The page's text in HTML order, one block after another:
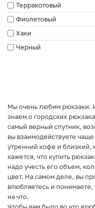
Терракотовый
Фиолетовый
Хаки
Черный
Мы очень любим рюкзаки.
знаем о городских
самый верный спутник,
вы взаимодействуете
утренний кофе и близкий,
кажется, что купить
надо учесть его объем,
цвет. На самом деле, вы
влюбляетесь и
на что.
Чтобы вам было во что